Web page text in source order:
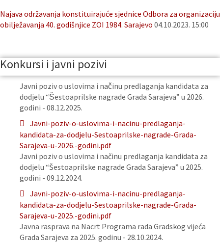
Najava održavanja konstituirajuće sjednice Odbora za organizaciju
obilježavanja 40. godišnjice ZOI 1984. Sarajevo 04.10.2023. 15:00
Konkursi i javni pozivi
Javni poziv o uslovima i načinu predlaganja kandidata za
dodjelu “Šestoaprilske nagrade Grada Sarajeva” u 2026.
godini - 08.12.2025.
Javni-poziv-o-uslovima-i-nacinu-predlaganja-
kandidata-za-dodjelu-Sestoaprilske-nagrade-Grada-
Sarajeva-u-2026.-godini.pdf
Javni poziv o uslovima i načinu predlaganja kandidata za
dodjelu “Šestoaprilske nagrade Grada Sarajeva” u 2025.
godini - 09.12.2024.
Javni-poziv-o-uslovima-i-nacinu-predlaganja-
kandidata-za-dodjelu-Sestoaprilske-nagrade-Grada-
Sarajeva-u-2025.-godini.pdf
Javna rasprava na Nacrt Programa rada Gradskog vijeća
Grada Sarajeva za 2025. godinu - 28.10.2024.